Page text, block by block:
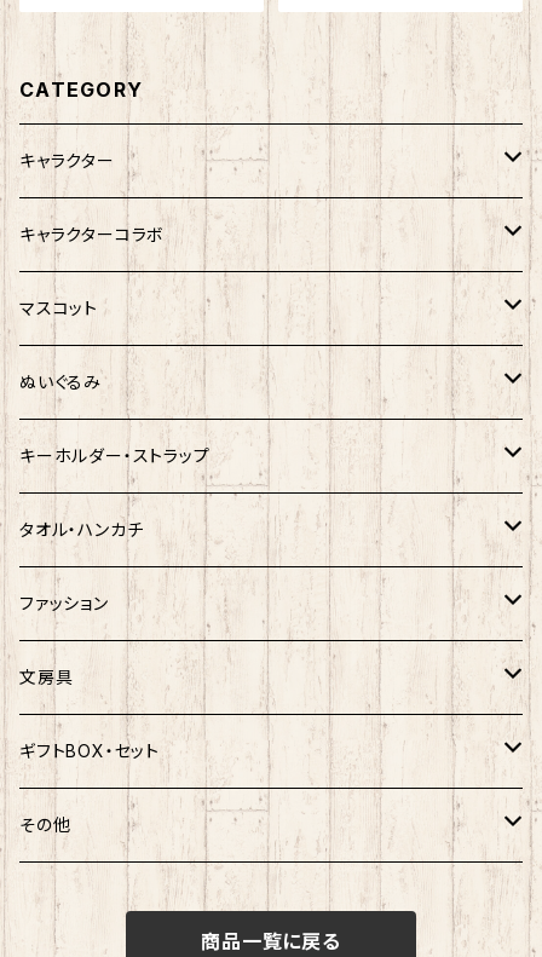
CATEGORY
キャラクター
サンリオキャラクター
キティ
シナモロール
クロミ
ハンギョドン
ぐでたま
ポムポムプリン
ポチャッコ
ばつ丸
マイメロディ
けろっぴ
ネコムネandシバ
モケケ
ゆきお
ホヤぼーや
ご当地ベア
スヌーピー
赤べこ・ガラガラべこ
マッチョシリーズ
もちシリーズ
キャラクターコラボ
サンリオ×おえかきさん
新幹線×ご当地ベア
サンリオ×ネコムネandシバ
楽天ゴールデンイーグルス×ネコムネandシバ
楽天ゴールデンイーグルス×おえかきさん
楽天ゴールデンイーグルス×ご当地ベア
ネコムネandシバ×鳥獣戯画
楽天ゴールデンイーグルス×もちシリーズ
サンリオ×ご当地ベア
マスコット
ゆきお
モケケ
ご当地ベア
秋田犬
しばっころ
わさお
むすび丸
ホヤぼーや
ぬいぐるみ
ホヤぼーや
その他
ご当地ベア
秋田犬
しばっころ
わさお
むすび丸
キーホルダー・ストラップ
ポプテピピック
ホヤぼーや
スヌーピー
秋田犬
わさお
むすび丸
タオル・ハンカチ
ホヤぼーや
秋田犬
キティ
むすび丸
ミニオン
ファッション
Tシャツ
ネクタイ
靴下
ルームシューズ
文房具
ボールペン
マグネット
クリアファイル
ギフトBOX・セット
福袋
その他
トートバック
商品一覧に戻る